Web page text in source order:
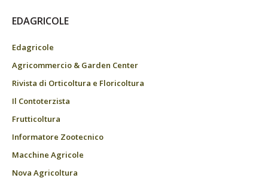
EDAGRICOLE
Edagricole
Agricommercio & Garden Center
Rivista di Orticoltura e Floricoltura
Il Contoterzista
Frutticoltura
Informatore Zootecnico
Macchine Agricole
Nova Agricoltura